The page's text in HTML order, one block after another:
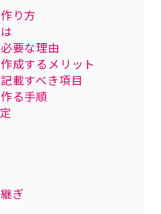
り方
要な理由
成するメリット
載すべき項目
る手順
ぎ